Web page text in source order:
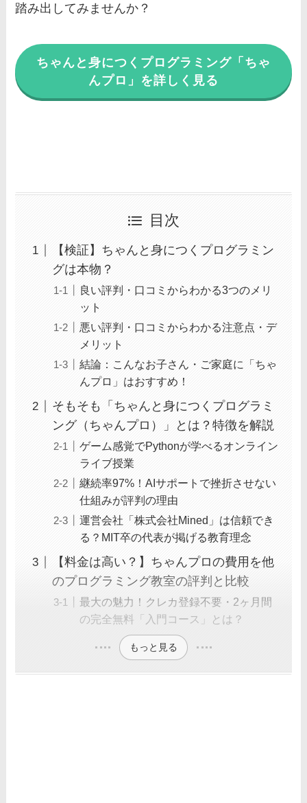
踏み出してみませんか？
ちゃんと身につくプログラミング「ちゃ
んプロ」を詳しく見る
目次
【検証】ちゃんと身につくプログラミン
グは本物？
良い評判・口コミからわかる3つのメリ
ット
悪い評判・口コミからわかる注意点・デ
メリット
結論：こんなお子さん・ご家庭に「ちゃ
んプロ」はおすすめ！
そもそも「ちゃんと身につくプログラミ
ング（ちゃんプロ）」とは？特徴を解説
ゲーム感覚でPythonが学べるオンライン
ライブ授業
継続率97%！AIサポートで挫折させない
仕組みが評判の理由
運営会社「株式会社Mined」は信頼でき
る？MIT卒の代表が掲げる教育理念
【料金は高い？】ちゃんプロの費用を他
のプログラミング教室の評判と比較
最大の魅力！クレカ登録不要・2ヶ月間
の完全無料「入門コース」とは？
もっと見る